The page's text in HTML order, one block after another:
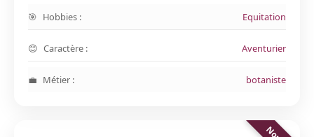
Hobbies : Equitation
Caractère : Aventurier
Métier : botaniste